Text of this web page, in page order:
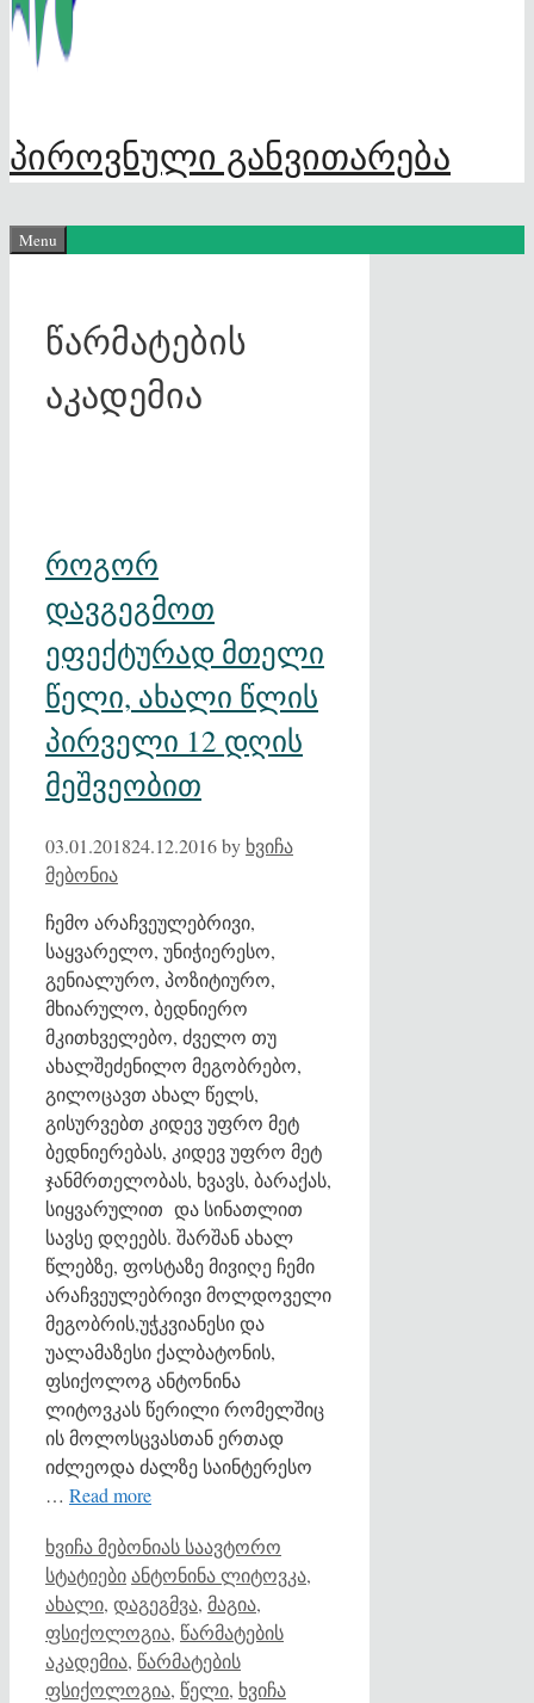
პიროვნული განვითარება
Menu
წარმატების
აკადემია
როგორ
დავგეგმოთ
ეფექტურად მთელი
წელი, ახალი წლის
პირველი 12 დღის
მეშვეობით
03.01.201824.12.2016by ხვიჩა
მებონია
ჩემო არაჩვეულებრივი,
საყვარელო, უნიჭიერესო,
გენიალურო, პოზიტიურო,
მხიარულო, ბედნიერო
მკითხველებო, ძველო თუ
ახალშეძენილო მეგობრებო,
გილოცავთ ახალ წელს,
გისურვებთ კიდევ უფრო მეტ
ბედნიერებას, კიდევ უფრო მეტ
ჯანმრთელობას, ხვავს, ბარაქას,
სიყვარულით და სინათლით
სავსე დღეებს. შარშან ახალ
წლებზე, ფოსტაზე მივიღე ჩემი
არაჩვეულებრივი მოლდოველი
მეგობრის,უჭკვიანესი და
უალამაზესი ქალბატონის,
ფსიქოლოგ ანტონინა
ლიტოვკას წერილი რომელშიც
ის მოლოსცვასთან ერთად
იძლეოდა ძალზე საინტერესო
… Read more
Categories
ხვიჩა მებონიას საავტორო
სტატიებიTags
ანტონინა ლიტოვკა,
ახალი, დაგეგმვა, მაგია,
ფსიქოლოგია, წარმატების
აკადემია, წარმატების
ფსიქოლოგია, წელი, ხვიჩა